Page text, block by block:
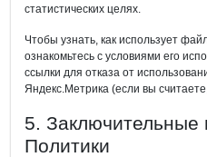
статистических целях.
Чтобы узнать, как использует
ознакомьтесь с условиями его
ссылки для отказа от
Яндекс.Метрика (если вы
5. Заключительные
Политики